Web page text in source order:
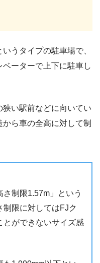
うタイプの駐車場で、
ーターで上下に駐車し
い駅前などに向いてい
ら車の全高に対して制
制限1.57m」という
限に対してはFJク
とができないサイズ感